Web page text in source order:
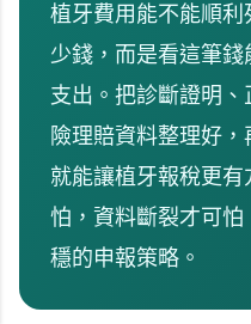
植牙費用能不能順
少錢，而是看這筆
支出。把診斷證明
險理賠資料整理好，
就能讓植牙報稅更
怕，資料斷裂才可
穩的申報策略。